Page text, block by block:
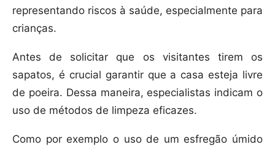
representando riscos à saúde, especialmente para
crianças.
Antes de solicitar que os visitantes tirem os
sapatos, é crucial garantir que a casa esteja livre
de poeira. Dessa maneira, especialistas indicam o
uso de métodos de limpeza eficazes.
Como por exemplo o uso de um esfregão úmido